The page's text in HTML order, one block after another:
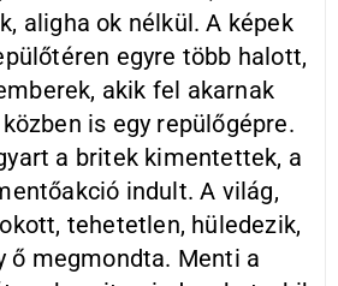
aligha ok nélkül. A képek
egyre több halott,
akik fel akarnak
is egy repülőgépre.
a britek kimentettek, a
indult. A világ,
tehetetlen, hüledezik,
ő megmondta. Menti a